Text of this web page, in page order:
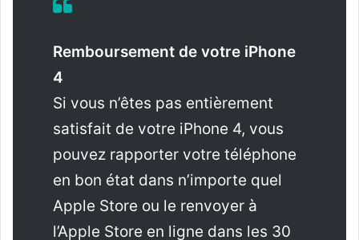
Remboursement de votre iPhone
4
Si vous n’êtes pas entièrement
satisfait de votre iPhone 4, vous
pouvez rapporter votre téléphone
en bon état dans n’importe quel
Apple Store ou le renvoyer à
l’Apple Store en ligne dans les 30